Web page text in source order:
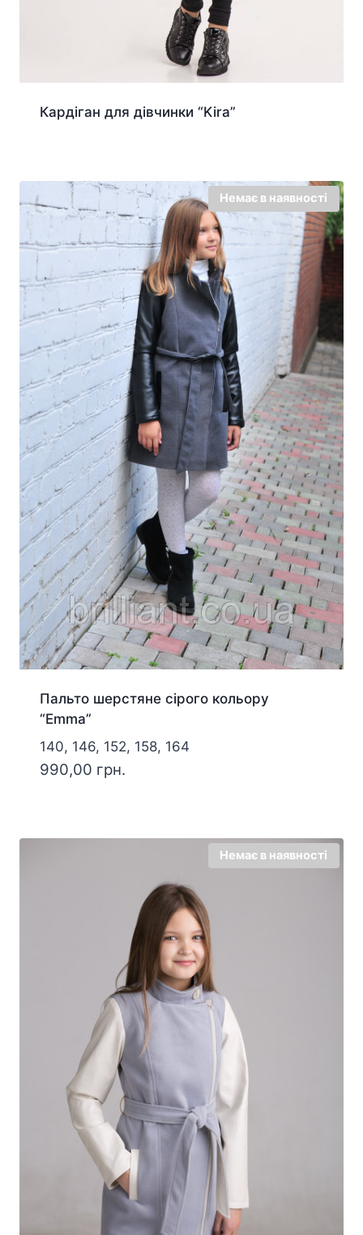
Кардіган для дівчинки “Kira”
Немає в наявності
Пальто шерстяне сірого кольору
“Emma”
140, 146, 152, 158, 164
990,00 грн.
Немає в наявності